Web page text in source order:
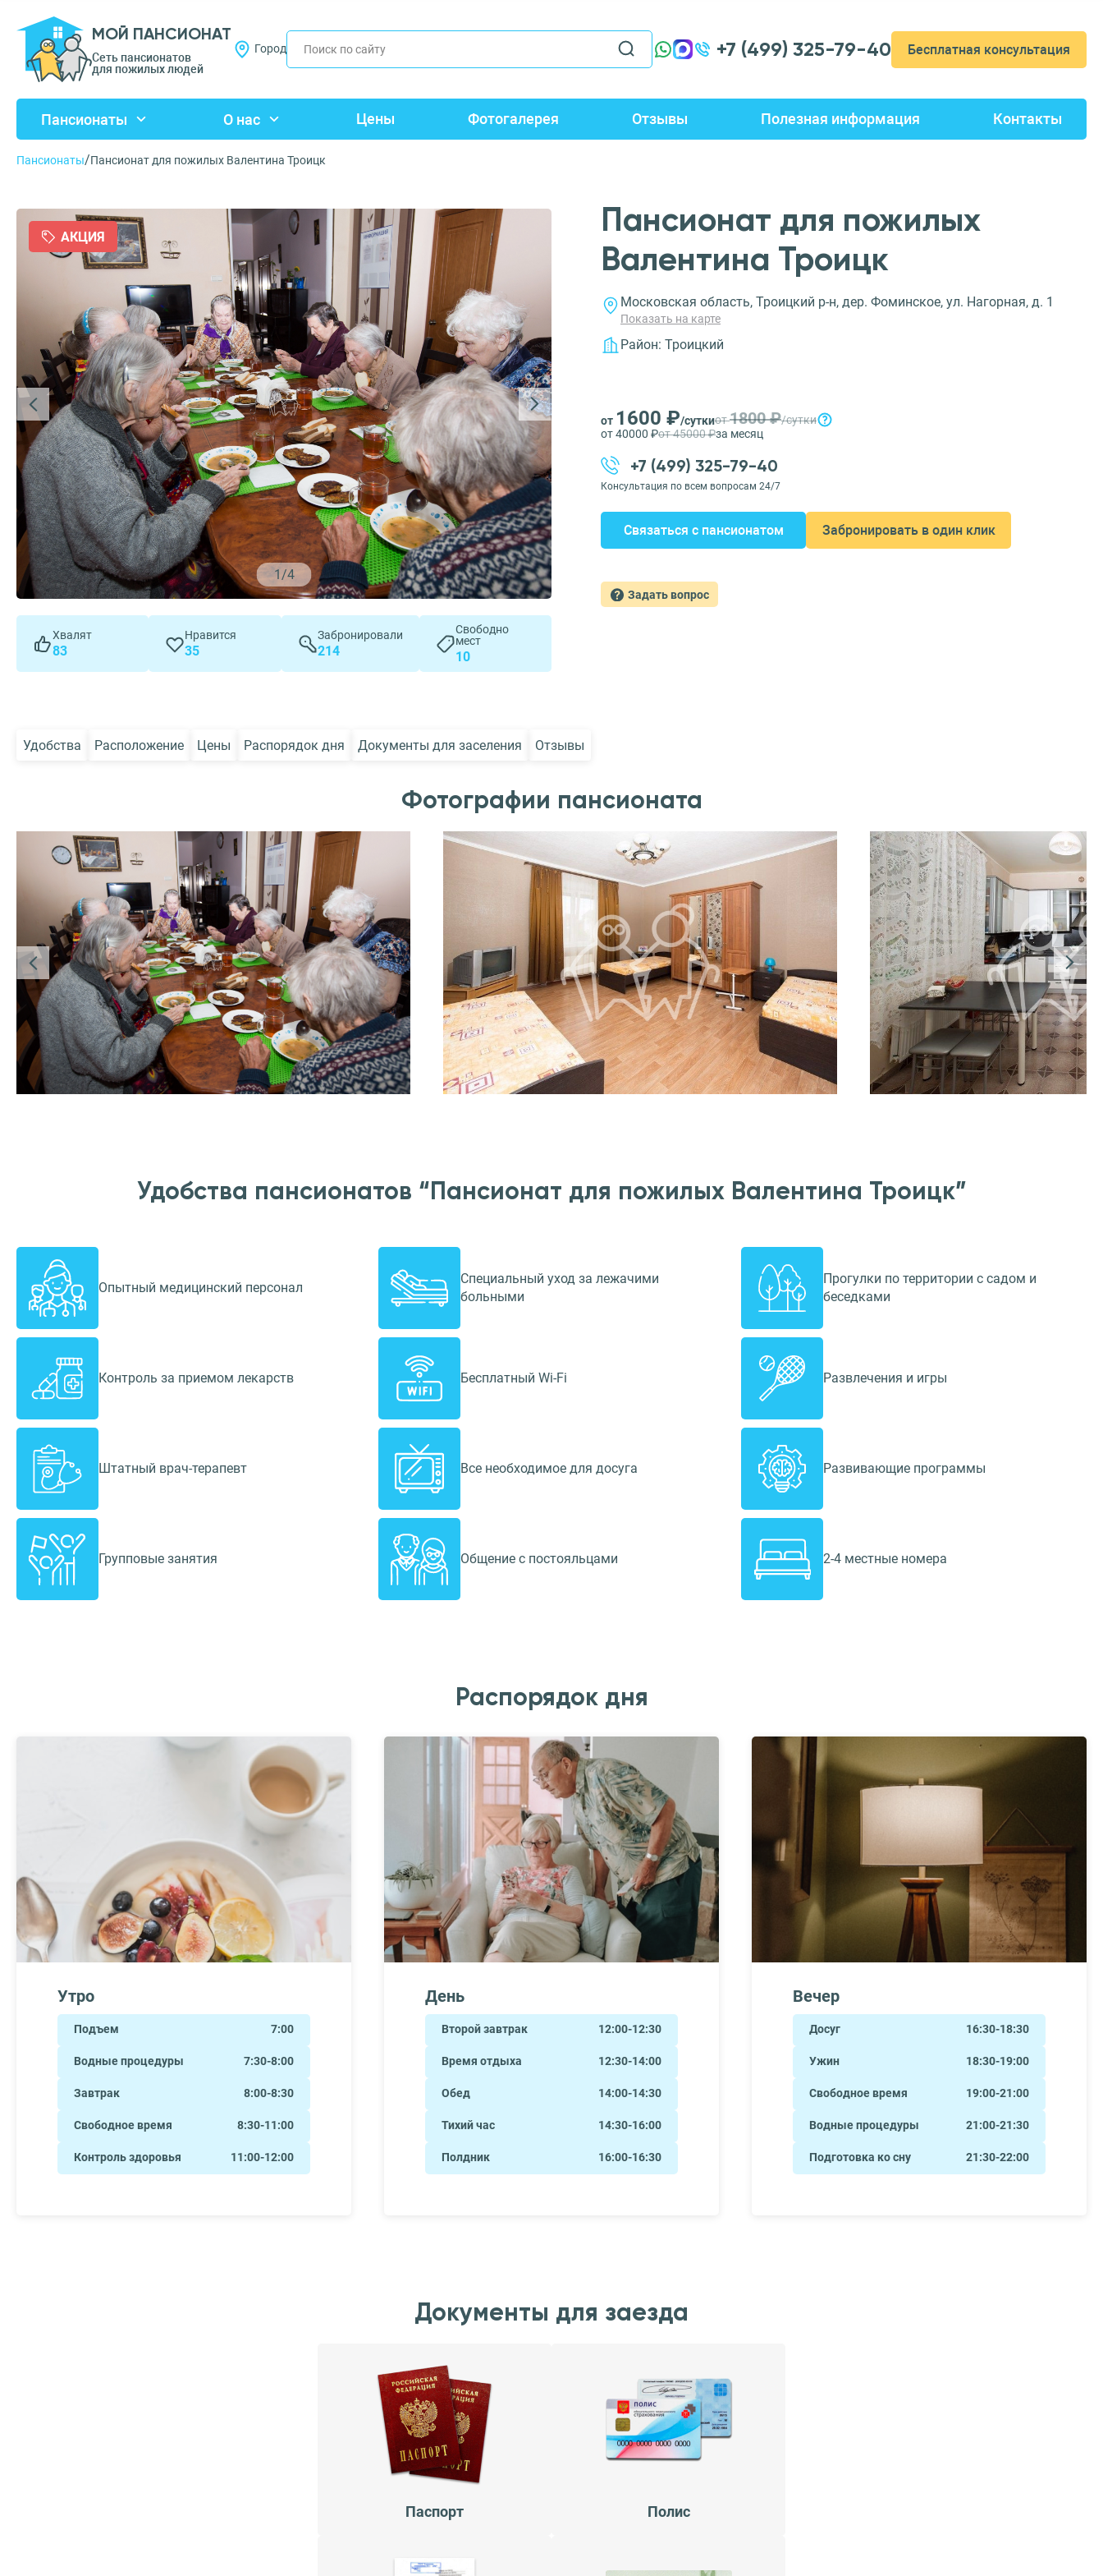
МОЙ ПАНСИОНАТ
Сеть пансионатов
для пожилых людей
Город +7 (499) 325-79-40 Бесплатная консультация
Пансионаты О нас Цены Фотогалерея Отзывы Полезная информация Контакты
Пансионаты/Пансионат для пожилых Валентина Троицк
1/4
АКЦИЯ
Хвалят
83
Нравится
35
Забронировали
214
Свободно
мест
10
Пансионат для пожилых
Валентина Троицк
Московская область, Троицкий р-н, дер. Фоминское, ул. Нагорная, д. 1
Показать на карте
Район: Троицкий
от 1600 ₽/суткиот1800 ₽/сутки
от 40000 ₽от 45000 ₽за месяц
+7 (499) 325-79-40
Консультация по всем вопросам 24/7
Связаться с пансионатом Забронировать в один клик
Задать вопрос
Удобства Расположение Цены Распорядок дня Документы для заселения Отзывы
Фотографии пансионата
Удобства пансионатов “Пансионат для пожилых Валентина Троицк”
Опытный медицинский персонал
Специальный уход за лежачими
больными
Прогулки по территории с садом и
беседками
Контроль за приемом лекарств Бесплатный Wi-Fi Развлечения и игры
Штатный врач-терапевт Все необходимое для досуга Развивающие программы
Групповые занятия Общение с постояльцами 2-4 местные номера
Распорядок дня
Утро
Подъем 7:00
Водные процедуры 7:30-8:00
Завтрак 8:00-8:30
Свободное время 8:30-11:00
Контроль здоровья 11:00-12:00
День
Второй завтрак 12:00-12:30
Время отдыха 12:30-14:00
Обед 14:00-14:30
Тихий час 14:30-16:00
Полдник 16:00-16:30
Вечер
Досуг 16:30-18:30
Ужин 18:30-19:00
Свободное время 19:00-21:00
Водные процедуры 21:00-21:30
Подготовка ко сну 21:30-22:00
Документы для заезда
Паспорт Полис